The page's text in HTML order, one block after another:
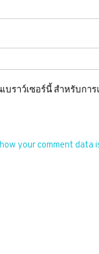
ราว์เซอร์นี้ สำหรับกา
your comment data